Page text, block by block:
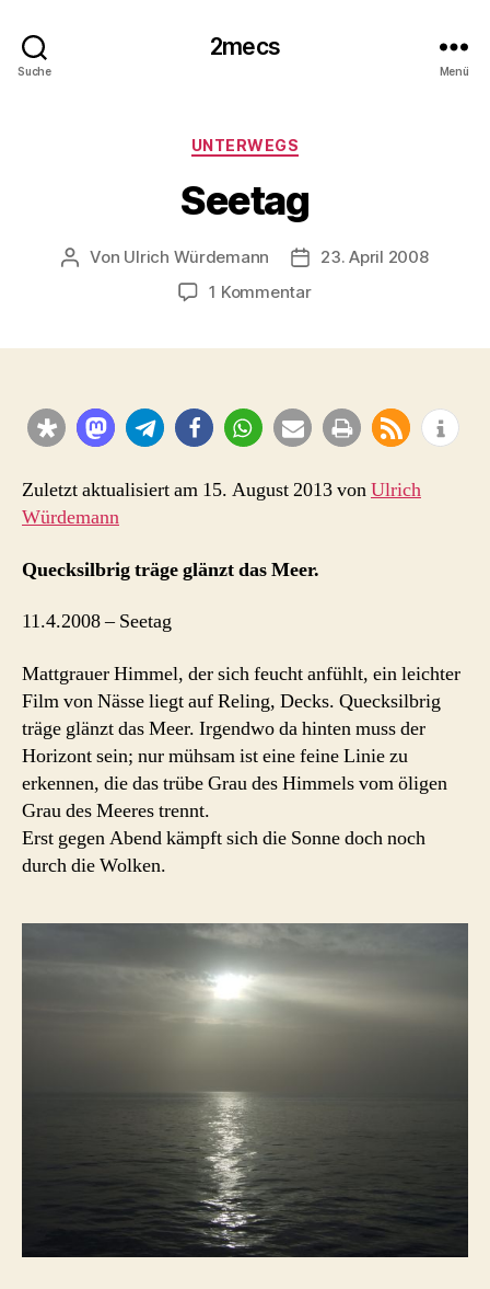
Suche
2mecs
Menü
Kategorien
UNTERWEGS
Seetag
Beitragsautor
Von Ulrich Würdemann Beitragsdatum
23. April 2008
1 Kommentarzu
Zuletzt aktualisiert am 15. August 2013 vonUlrich
Würdemann
Quecksilbrig träge glänzt das Meer.
11.4.2008 – Seetag
Mattgrauer Himmel, der sich feucht anfühlt, ein leichter
Film von Nässe liegt auf Reling, Decks. Quecksilbrig
träge glänzt das Meer. Irgendwo da hinten muss der
Horizont sein; nur mühsam ist eine feine Linie zu
erkennen, die das trübe Grau des Himmels vom öligen
Grau des Meeres trennt.
Erst gegen Abend kämpft sich die Sonne doch noch
durch die Wolken.